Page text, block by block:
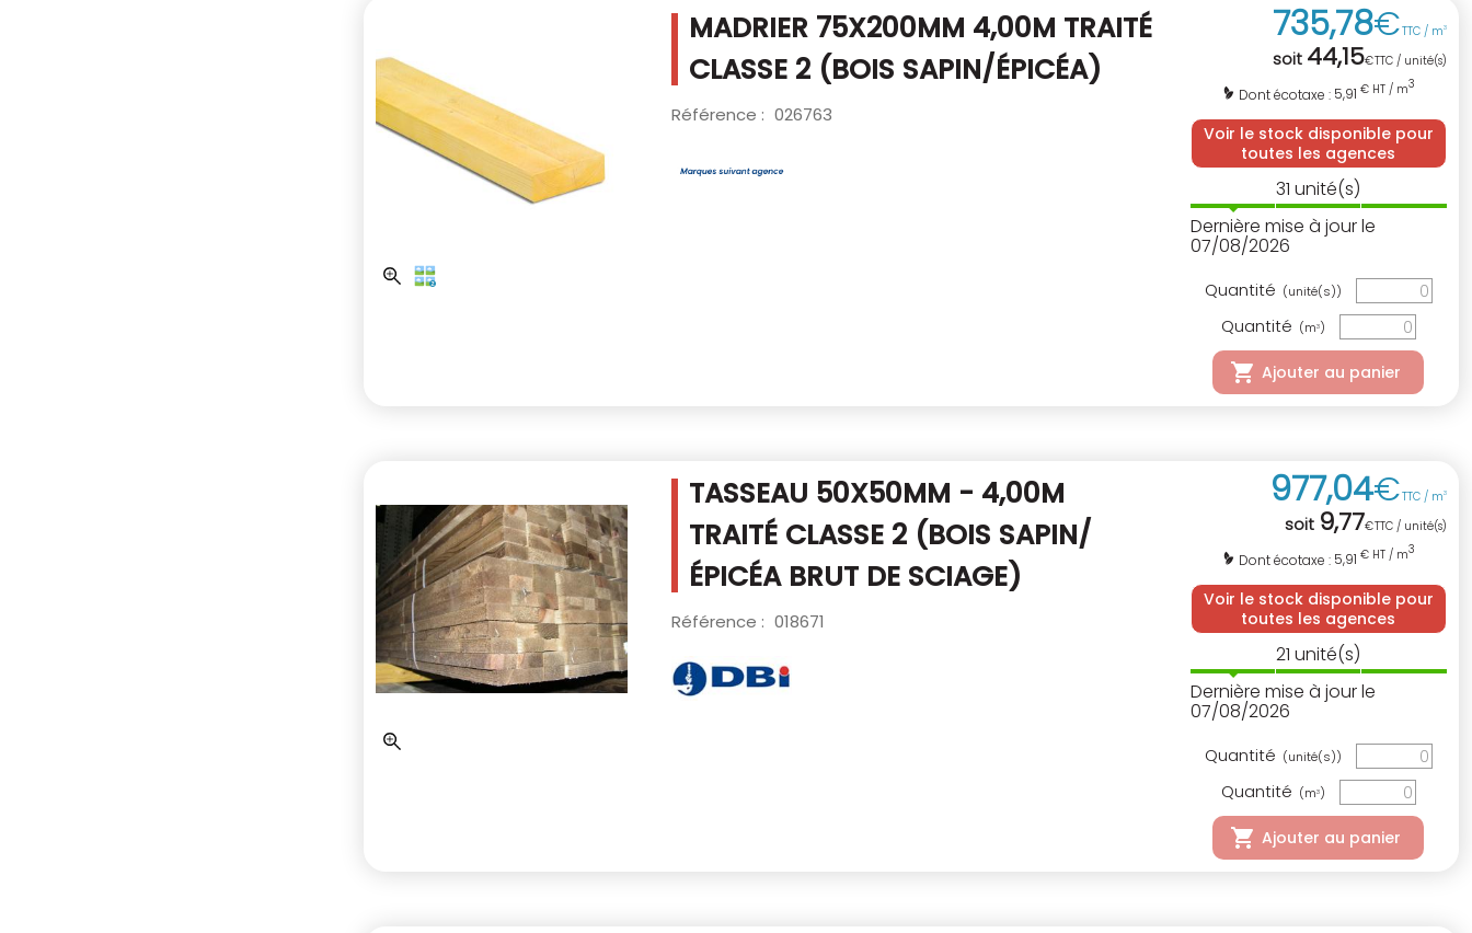
MADRIER 75X200MM 4,00M TRAITÉ
CLASSE 2 (BOIS SAPIN/ÉPICÉA)
Référence : 026763
735,78€TTC / m3
soit 44,15€TTC / unité(s)
Dont écotaxe : 5,91 € HT / m3
Voir le stock disponible pour
toutes les agences
31 unité(s)
Dernière mise à jour le
07/08/2026
Quantité (unité(s))
Quantité (m3)
Ajouter au panier
TASSEAU 50X50MM - 4,00M
TRAITÉ CLASSE 2 (BOIS SAPIN/
ÉPICÉA BRUT DE SCIAGE)
Référence : 018671
977,04€TTC / m3
soit 9,77€TTC / unité(s)
Dont écotaxe : 5,91 € HT / m3
Voir le stock disponible pour
toutes les agences
21 unité(s)
Dernière mise à jour le
07/08/2026
Quantité (unité(s))
Quantité (m3)
Ajouter au panier